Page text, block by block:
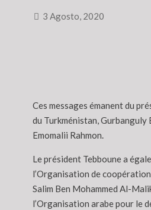
3 Agosto, 2020
Ces messages émanent du
du Turkménistan, Gurbanguly
Emomalii Rahmon.
Le président Tebboune a
l’Organisation de
Salim Ben Mohammed Al-
l’Organisation arabe pour le